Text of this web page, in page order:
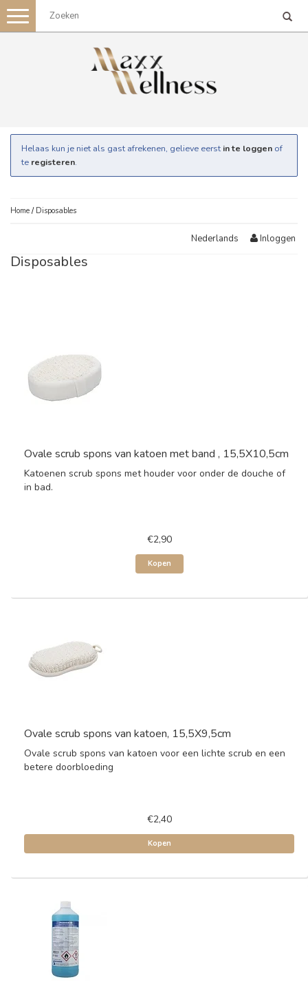
Toggle
navigation
Helaas kun je niet als gast afrekenen, gelieve eerst in te loggen of
te registeren.
Home / Disposables
Nederlands Inloggen
Disposables
Ovale scrub spons van katoen met band , 15,5X10,5cm
Katoenen scrub spons met houder voor onder de douche of
in bad.
€2,90
Kopen
Ovale scrub spons van katoen, 15,5X9,5cm
Ovale scrub spons van katoen voor een lichte scrub en een
betere doorbloeding
€2,40
Kopen